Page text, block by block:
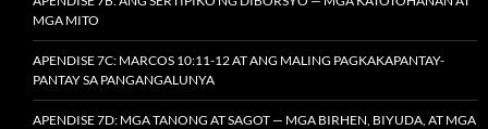
MGA MITO
APENDISE 7C: MARCOS 10:11-12 AT ANG MALING PAGKAKAPANTAY-
PANTAY SA PANGANGALUNYA
APENDISE 7D: MGA TANONG AT SAGOT — MGA BIRHEN, BIYUDA, AT MGA